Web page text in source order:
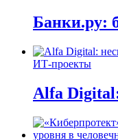
Банки.ру:
ИТ-проекты
Alfa